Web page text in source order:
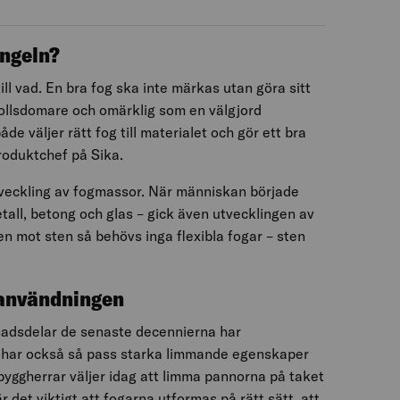
vad. En bra fog ska inte märkas utan göra sitt
och omärklig som en välgjord
väljer rätt fog till materialet och gör ett bra
på Sika.
av fogmassor. När människan började
betong och glas – gick även utvecklingen av
mot sten så behövs inga flexibla fogar – sten
de senaste decennierna har
också så pass starka limmande egenskaper
väljer idag att limma pannorna på taket